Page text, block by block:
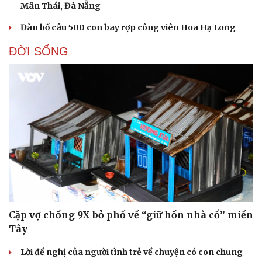
Mân Thái, Đà Nẵng
Đàn bồ câu 500 con bay rợp công viên Hoa Hạ Long
ĐỜI SỐNG
Cặp vợ chồng 9X bỏ phố về “giữ hồn nhà cổ” miền
Tây
Lời đề nghị của người tình trẻ về chuyện có con chung